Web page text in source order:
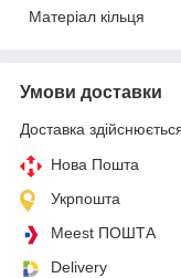
Матеріал кільця
Умови доставки
Доставка
Нова Пошта
Укрпошта
Meest ПОШТА
Delivery